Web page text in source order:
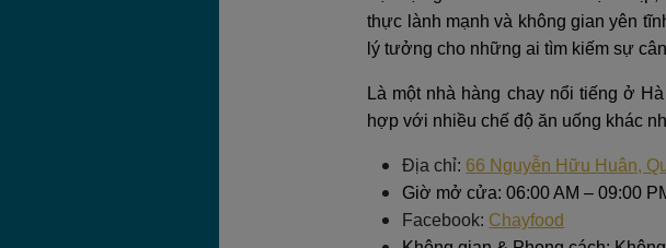
thực lành mạnh và không gian yên
lý tưởng cho những ai tìm kiếm sự
Là một nhà hàng chay nổi tiếng ở
hợp với nhiều chế độ ăn uống khác
Địa chỉ: 66 Nguyễn Hữu Huân,
Giờ mở cửa: 06:00 AM – 09:00
Facebook: Chayfood